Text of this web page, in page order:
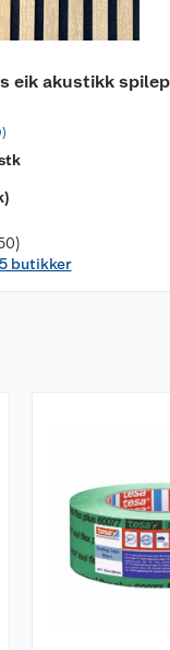
eik akustikk
)
)
butikker